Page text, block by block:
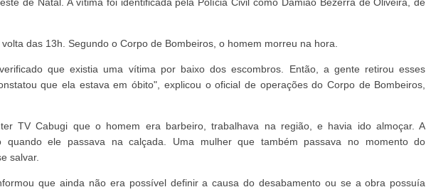
das 13h. Segundo o Corpo de Bombeiros, o homem morreu na hora.
que existia uma vítima por baixo dos escombros. Então, a gente retirou esses
que ela estava em óbito", explicou o oficial de operações do Corpo de Bombeiros,
TV Cabugi que o homem era barbeiro, trabalhava na região, e havia ido almoçar. A
quando ele passava na calçada. Uma mulher que também passava no momento do
salvar.
que ainda não era possível definir a causa do desabamento ou se a obra possuía